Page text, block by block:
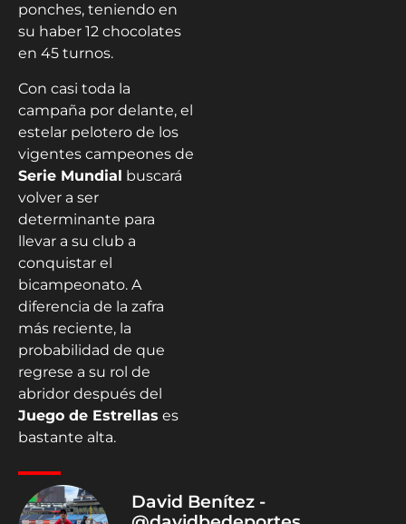
ponches, teniendo en
su haber 12 chocolates
en 45 turnos.
Con casi toda la
campaña por delante, el
estelar pelotero de los
vigentes campeones de
Serie Mundial buscará
volver a ser
determinante para
llevar a su club a
conquistar el
bicampeonato. A
diferencia de la zafra
más reciente, la
probabilidad de que
regrese a su rol de
abridor después del
Juego de Estrellas es
bastante alta.
David Benítez -